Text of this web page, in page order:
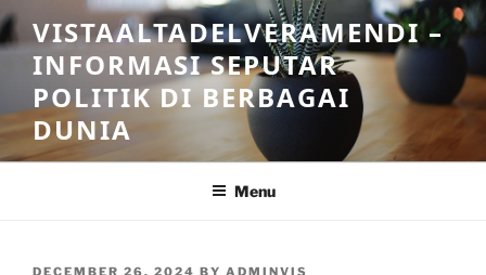
Skip
to
content
VISTAALTADELVERAMENDI –
INFORMASI SEPUTAR
POLITIK DI BERBAGAI
DUNIA
Menu
POSTED
DECEMBER 26, 2024 BY ADMINVIS